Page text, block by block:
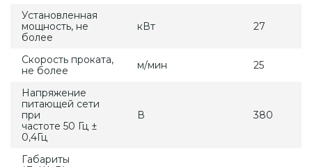
Установленная
мощность, не
более
кВт 27
Скорость проката,
не более
м/мин 25
Напряжение
питающей сети
при
частоте 50 Гц ±
0,4Гц
В 380
Габариты